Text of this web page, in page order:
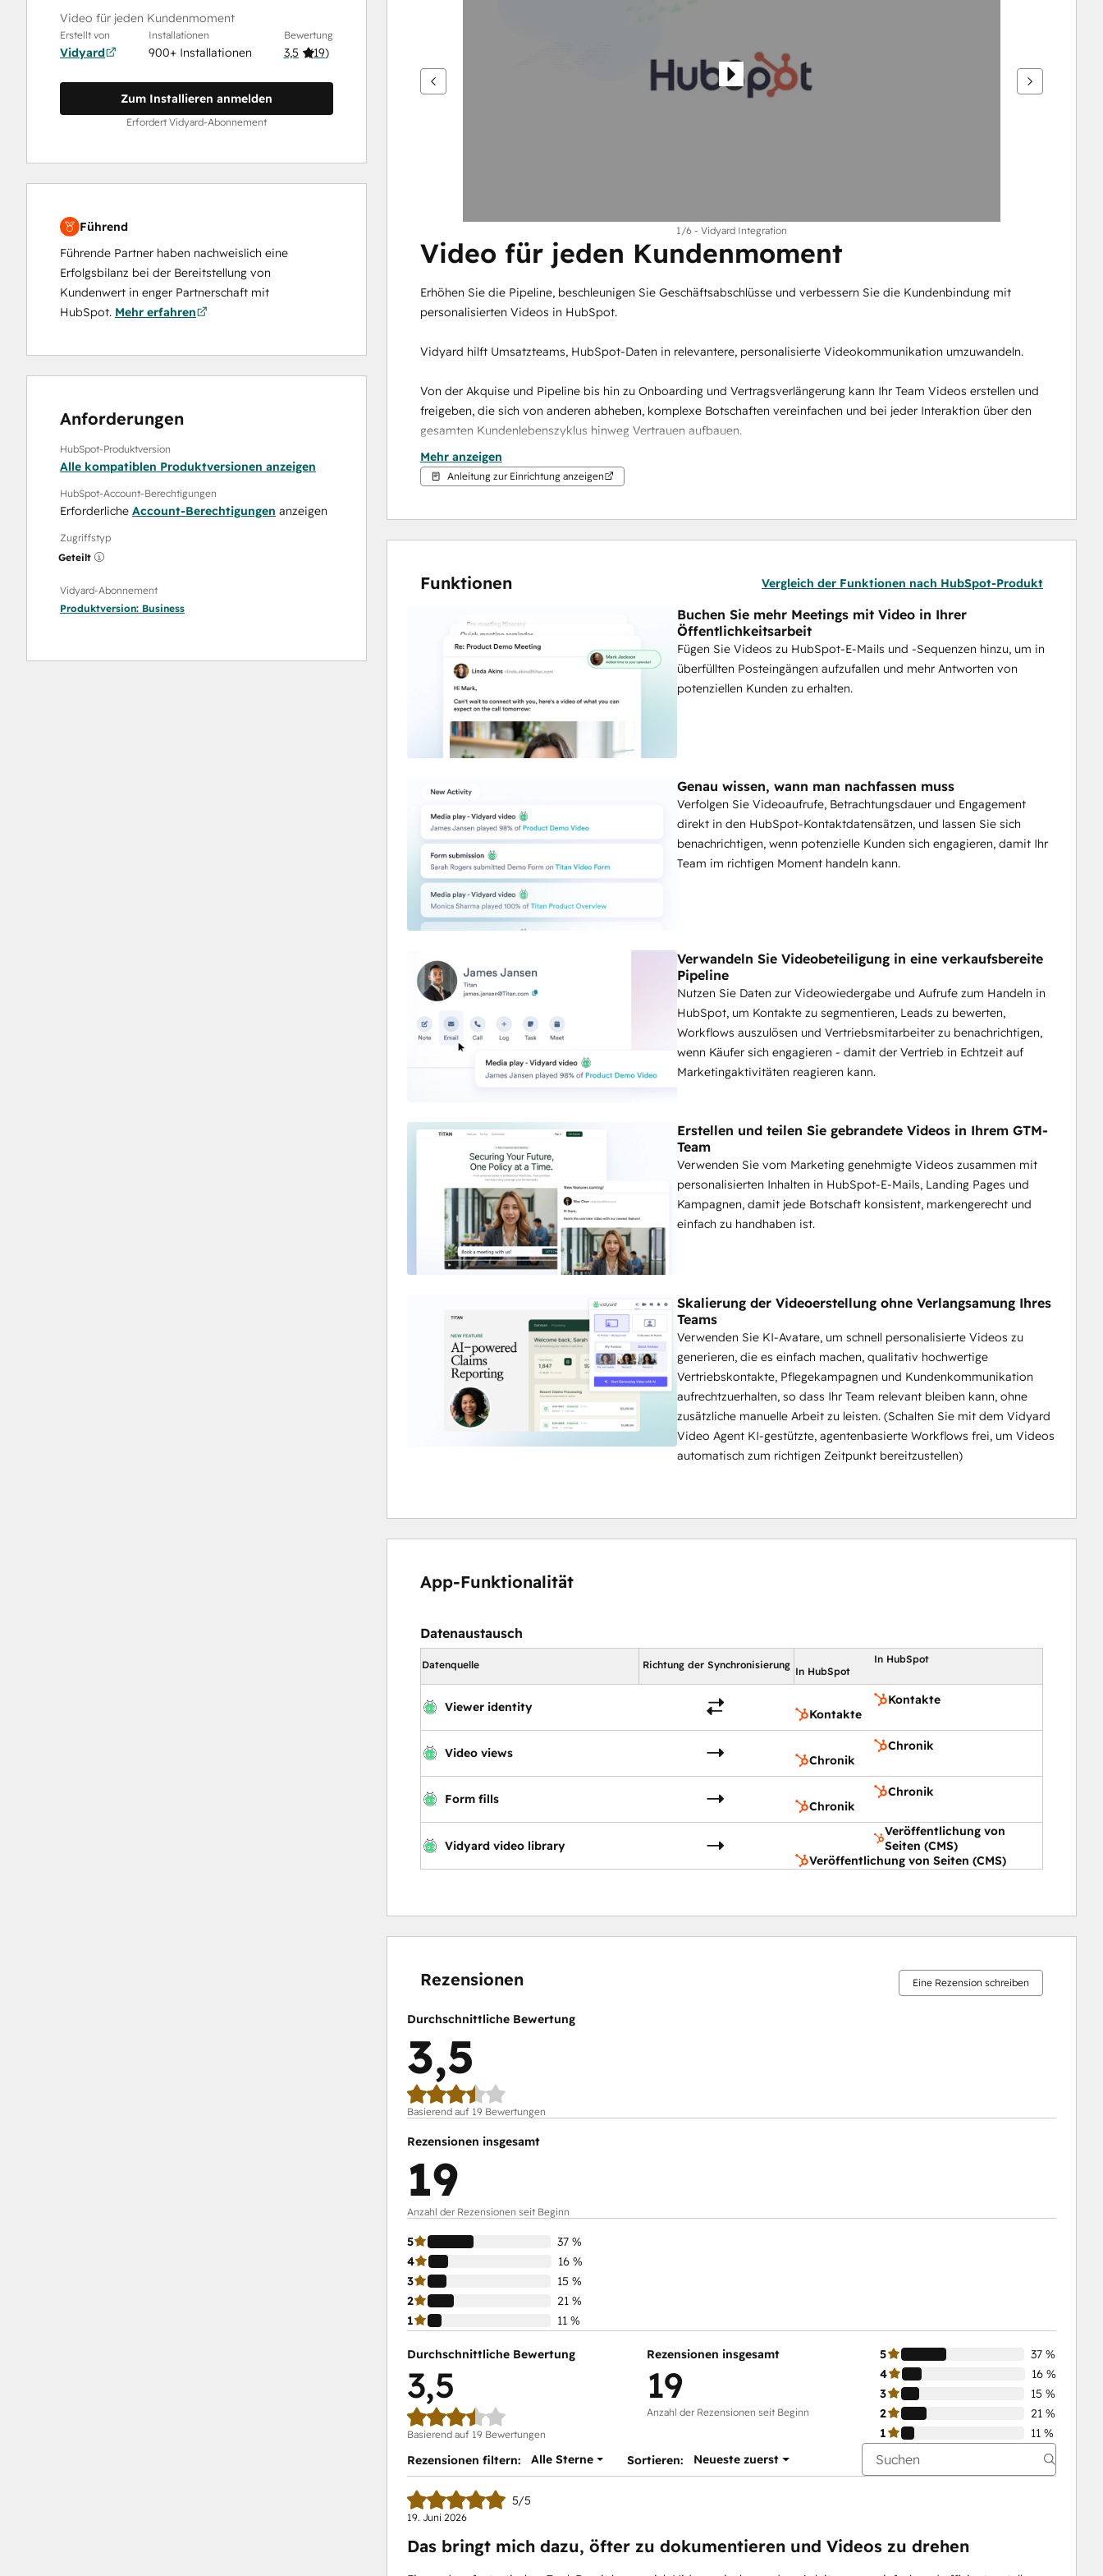
Video für jeden Kundenmoment
Erstellt von
Vidyard
Installationen
900+ Installationen
Bewertung
3,5 (19)
Zum Installieren anmelden
Erfordert Vidyard-Abonnement
Führend
Führende Partner haben nachweislich eine
Erfolgsbilanz bei der Bereitstellung von
Kundenwert in enger Partnerschaft mit
HubSpot. Mehr erfahren
Anforderungen
HubSpot-Produktversion
Alle kompatiblen Produktversionen anzeigen
HubSpot-Account-Berechtigungen
Erforderliche Account-Berechtigungen anzeigen
Zugriffstyp
Geteilt
Vidyard-Abonnement
Produktversion: Business
anzuzeigen
1/6 - Vidyard Integration
Video für jeden Kundenmoment
Erhöhen Sie die Pipeline, beschleunigen Sie Geschäftsabschlüsse und verbessern Sie die Kundenbindung mit
personalisierten Videos in HubSpot.
Vidyard hilft Umsatzteams, HubSpot-Daten in relevantere, personalisierte Videokommunikation umzuwandeln.
Von der Akquise und Pipeline bis hin zu Onboarding und Vertragsverlängerung kann Ihr Team Videos erstellen und
freigeben, die sich von anderen abheben, komplexe Botschaften vereinfachen und bei jeder Interaktion über den
gesamten Kundenlebenszyklus hinweg Vertrauen aufbauen.
Verfolgen Sie das Engagement direkt in HubSpot, um zu sehen, wer sich die Videos ansieht, um die
Nachverfolgung zu priorisieren und um zu messen, welche Ergebnisse erzielt werden.
Mehr anzeigen
Anleitung zur Einrichtung anzeigen
Funktionen Vergleich der Funktionen nach HubSpot-Produkt
Buchen Sie mehr Meetings mit Video in Ihrer
Öffentlichkeitsarbeit
Fügen Sie Videos zu HubSpot-E-Mails und -Sequenzen hinzu, um in
überfüllten Posteingängen aufzufallen und mehr Antworten von
potenziellen Kunden zu erhalten.
Genau wissen, wann man nachfassen muss
Verfolgen Sie Videoaufrufe, Betrachtungsdauer und Engagement
direkt in den HubSpot-Kontaktdatensätzen, und lassen Sie sich
benachrichtigen, wenn potenzielle Kunden sich engagieren, damit Ihr
Team im richtigen Moment handeln kann.
Verwandeln Sie Videobeteiligung in eine verkaufsbereite
Pipeline
Nutzen Sie Daten zur Videowiedergabe und Aufrufe zum Handeln in
HubSpot, um Kontakte zu segmentieren, Leads zu bewerten,
Workflows auszulösen und Vertriebsmitarbeiter zu benachrichtigen,
wenn Käufer sich engagieren - damit der Vertrieb in Echtzeit auf
Marketingaktivitäten reagieren kann.
Erstellen und teilen Sie gebrandete Videos in Ihrem GTM-
Team
Verwenden Sie vom Marketing genehmigte Videos zusammen mit
personalisierten Inhalten in HubSpot-E-Mails, Landing Pages und
Kampagnen, damit jede Botschaft konsistent, markengerecht und
einfach zu handhaben ist.
Skalierung der Videoerstellung ohne Verlangsamung Ihres
Teams
Verwenden Sie KI-Avatare, um schnell personalisierte Videos zu
generieren, die es einfach machen, qualitativ hochwertige
Vertriebskontakte, Pflegekampagnen und Kundenkommunikation
aufrechtzuerhalten, so dass Ihr Team relevant bleiben kann, ohne
zusätzliche manuelle Arbeit zu leisten. (Schalten Sie mit dem Vidyard
Video Agent KI-gestützte, agentenbasierte Workflows frei, um Videos
automatisch zum richtigen Zeitpunkt bereitzustellen)
App-Funktionalität
Datenaustausch
Datenquelle Richtung der Synchronisierung
In HubSpot
In HubSpot
Viewer identity
Kontakte
Kontakte
Video views
Chronik
Chronik
Form fills
Chronik
Chronik
Vidyard video library
Veröffentlichung von
Seiten (CMS)
Veröffentlichung von Seiten (CMS)
Rezensionen Eine Rezension schreiben
Durchschnittliche Bewertung
3,5
Basierend auf 19 Bewertungen
Rezensionen insgesamt
19
Anzahl der Rezensionen seit Beginn
5
37 %
4
16 %
3
15 %
2
21 %
1
11 %
Durchschnittliche Bewertung
3,5
Basierend auf 19 Bewertungen
Rezensionen insgesamt
19
Anzahl der Rezensionen seit Beginn
5
37 %
4
16 %
3
15 %
2
21 %
1
11 %
Rezensionen filtern:
Alle Sterne Sortieren: Neueste zuerst
5/5
19. Juni 2026
Das bringt mich dazu, öfter zu dokumentieren und Videos zu drehen